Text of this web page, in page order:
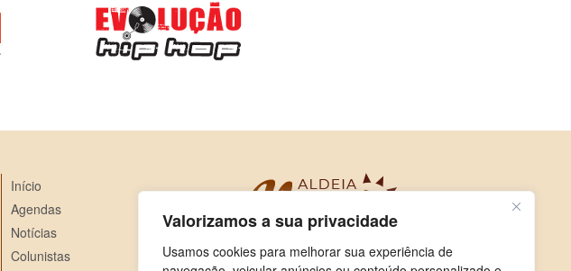
Valorizamos a sua privacidade
Usamos cookies para melhorar sua experiência de
Início
Agendas
Notícias
Colunistas